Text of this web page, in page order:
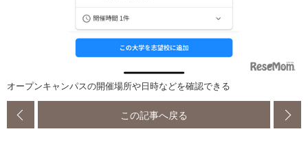
オープンキャンパスの開催場所や日時などを確認できる
この記事へ戻る